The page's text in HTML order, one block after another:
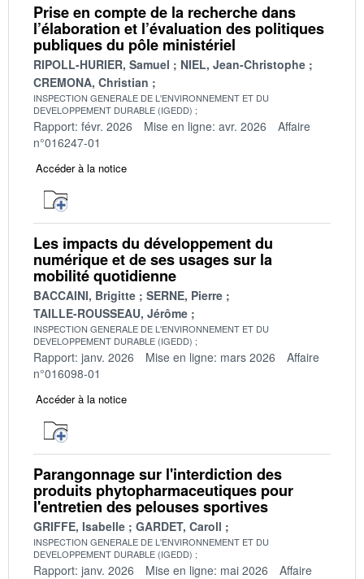
Prise en compte de la recherche dans
l’élaboration et l’évaluation des politiques
publiques du pôle ministériel
RIPOLL-HURIER, Samuel
NIEL, Jean-Christophe
CREMONA, Christian
INSPECTION GENERALE DE L'ENVIRONNEMENT ET DU
DEVELOPPEMENT DURABLE (IGEDD)
Rapport: févr. 2026 Mise en ligne: avr. 2026
Affaire
n°016247-01
Accéder à la notice
Les impacts du développement du
numérique et de ses usages sur la
mobilité quotidienne
BACCAINI, Brigitte
SERNE, Pierre
TAILLE-ROUSSEAU, Jérôme
INSPECTION GENERALE DE L'ENVIRONNEMENT ET DU
DEVELOPPEMENT DURABLE (IGEDD)
Rapport: janv. 2026 Mise en ligne: mars 2026
Affaire
n°016098-01
Accéder à la notice
Parangonnage sur l'interdiction des
produits phytopharmaceutiques pour
l'entretien des pelouses sportives
GRIFFE, Isabelle GARDET, Caroll
INSPECTION GENERALE DE L'ENVIRONNEMENT ET DU
DEVELOPPEMENT DURABLE (IGEDD)
Rapport: janv. 2026 Mise en ligne: mai 2026
Affaire